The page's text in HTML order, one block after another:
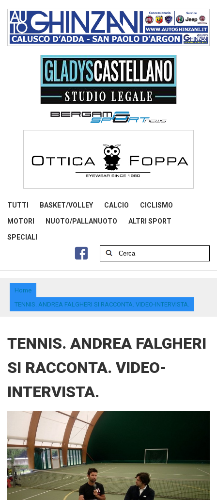
TUTTI BASKET/VOLLEY CALCIO CICLISMO
MOTORI NUOTO/PALLANUOTO ALTRI SPORT
SPECIALI
Home
TENNIS. ANDREA FALGHERI SI RACCONTA. VIDEO-INTERVISTA.
TENNIS. ANDREA FALGHERI
SI RACCONTA. VIDEO-
INTERVISTA.